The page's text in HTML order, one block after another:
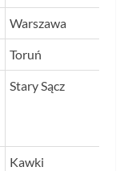
Warszawa
Toruń
Stary Sącz
Kawki